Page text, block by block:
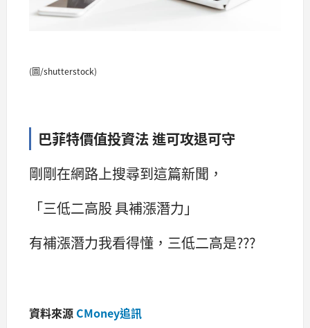
(圖/shutterstock)
巴菲特價值投資法 進可攻退可守
剛剛在網路上搜尋到這篇新聞，
「三低二高股 具補漲潛力」
有補漲潛力我看得懂，三低二高是???
資料來源 CMoney追訊